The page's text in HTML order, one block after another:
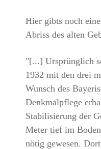
Hier gibts noch
Abriss des alten
"[...] Ursprünglich
1932 mit den drei
Wunsch des
Denkmalpflege
Stabilisierung der
Meter tief im
nötig gewesen.